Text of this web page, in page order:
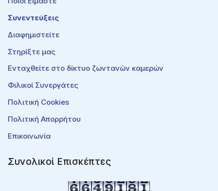
Συνεντεύξεις
Διαφημιστείτε
Στηρίξτε μας
Ενταχθείτε στο δίκτυο ζωντανών καμερών
Φιλικοί Συνεργάτες
Πολιτική Cookies
Πολιτική Απορρήτου
Επικοινωνία
Συνολικοί Επισκέπτες